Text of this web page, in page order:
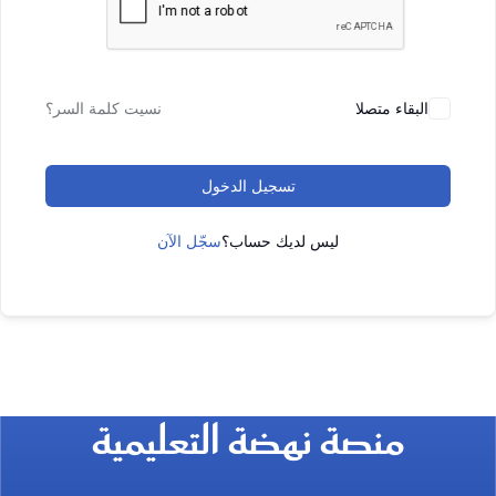
البقاء متصلا نسيت كلمة السر؟
تسجيل الدخول
ليس لديك حساب؟سجّل الآن
منصة نهضة التعليمية